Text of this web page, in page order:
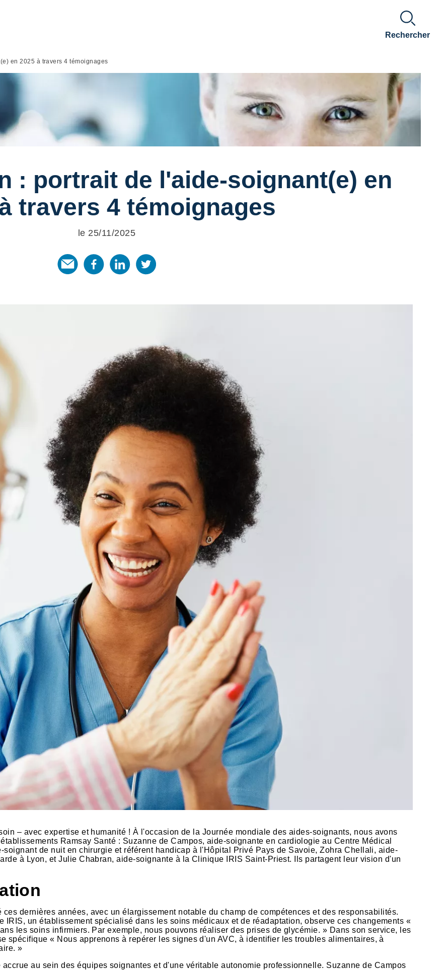
Rechercher
en 2025 à travers 4 témoignages
: portrait de l'aide-soignant(e) en
travers 4 témoignages
le 25/11/2025
– avec expertise et humanité ! À l'occasion de la Journée mondiale des aides-soignants, nous avons
Ramsay Santé : Suzanne de Campos, aide-soignante en cardiologie au Centre Médical
de nuit en chirurgie et référent handicap à l'Hôpital Privé Pays de Savoie, Zohra Chellali, aide-
à Lyon, et Julie Chabran, aide-soignante à la Clinique IRIS Saint-Priest. Ils partagent leur vision d'un
dernières années, avec un élargissement notable du champ de compétences et des responsabilités.
un établissement spécialisé dans les soins médicaux et de réadaptation, observe ces changements «
les soins infirmiers. Par exemple, nous pouvons réaliser des prises de glycémie. » Dans son service, les
spécifique « Nous apprenons à repérer les signes d'un AVC, à identifier les troubles alimentaires, à
»
au sein des équipes soignantes et d'une véritable autonomie professionnelle. Suzanne de Campos